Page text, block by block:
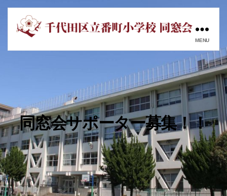
窓
会
MENU
同窓会サポーター募集！！